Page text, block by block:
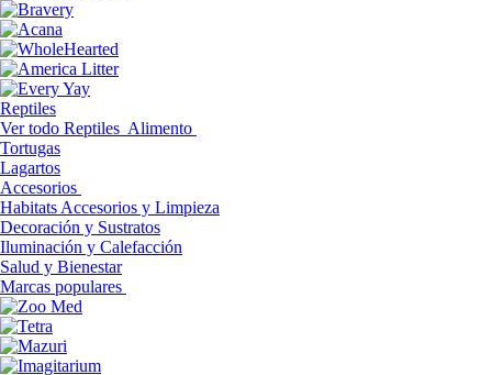
Reptiles
Ver todo Reptiles Alimento
Tortugas
Lagartos
Accesorios
Habitats Accesorios y Limpieza
Decoración y Sustratos
Iluminación y Calefacción
Salud y Bienestar
Marcas populares